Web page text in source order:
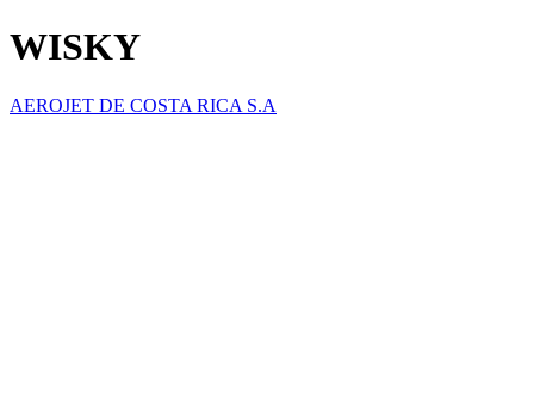
WISKY
AEROJET DE COSTA RICA S.A